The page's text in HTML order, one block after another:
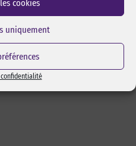
cookies
uniquement
ABS 100% recyclé. Ambidextre.
Réf Pixcl : OLFA175SK4
15,05€ 18,06€TTC
HT